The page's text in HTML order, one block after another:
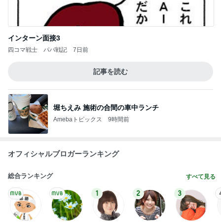
インターン面接3
四コマ戦士 パパ戦記 7日前
記事を読む
堀ちえみ 施術の合間の車中ランチ
Amebaトピックス 9時間前
オフィシャルブロガーランキング
総合ランキング すべて見る
1 2 3